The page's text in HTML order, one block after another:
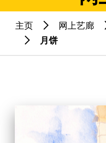
热门关键字：
最新消息
主页 网上艺廊
月饼